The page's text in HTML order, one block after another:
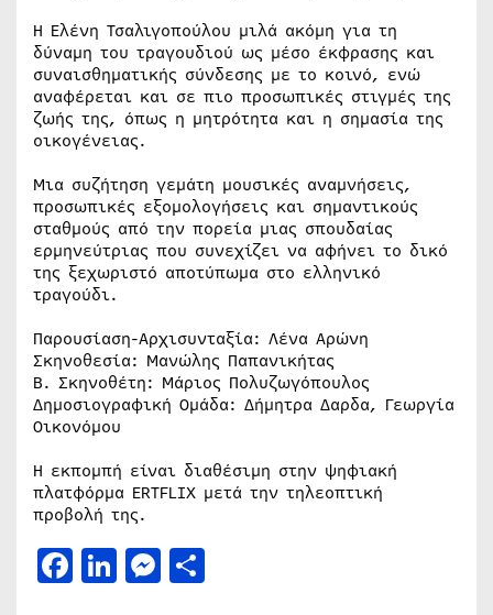
Η Ελένη Τσαλιγοπούλου μιλά ακόμη για τη
δύναμη του τραγουδιού ως μέσο έκφρασης και
συναισθηματικής σύνδεσης με το κοινό, ενώ
αναφέρεται και σε πιο προσωπικές στιγμές της
ζωής της, όπως η μητρότητα και η σημασία της
οικογένειας.
Μια συζήτηση γεμάτη μουσικές αναμνήσεις,
προσωπικές εξομολογήσεις και σημαντικούς
σταθμούς από την πορεία μιας σπουδαίας
ερμηνεύτριας που συνεχίζει να αφήνει το δικό
της ξεχωριστό αποτύπωμα στο ελληνικό
τραγούδι.
Παρουσίαση-Αρχισυνταξία: Λένα Αρώνη
Σκηνοθεσία: Μανώλης Παπανικήτας
Β. Σκηνοθέτη: Μάριος Πολυζωγόπουλος
Δημοσιογραφική Ομάδα: Δήμητρα Δαρδα, Γεωργία
Οικονόμου
Η εκπομπή είναι διαθέσιμη στην ψηφιακή
πλατφόρμα ERTFLIX μετά την τηλεοπτική
προβολή της.
Facebook
LinkedIn
Messenger